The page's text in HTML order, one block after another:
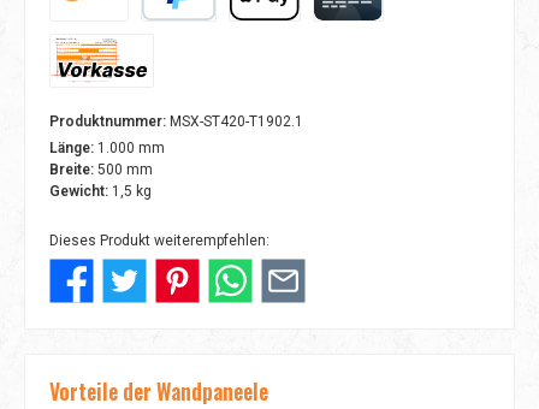
Produktnummer: MSX-ST420-T1902.1
Länge: 1.000 mm
Breite: 500 mm
Gewicht: 1,5 kg
Dieses Produkt weiterempfehlen:
Vorteile der Wandpaneele